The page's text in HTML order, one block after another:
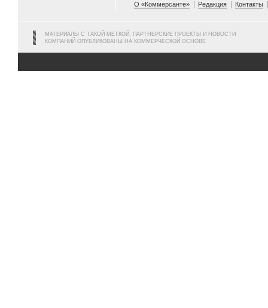
О «Коммерсанте»
Редакция Контакты
МАТЕРИАЛЫ С ТАКОЙ МЕТКОЙ, ПАРТНЕРСКИЕ ПРОЕКТЫ И НОВОСТИ
КОМПАНИЙ ОПУБЛИКОВАНЫ НА КОММЕРЧЕСКОЙ ОСНОВЕ